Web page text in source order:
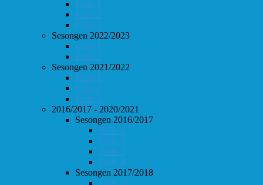
Follo 1
Follo 2
Follo 3
Sesongen 2022/2023
Follo 1
Follo 2
Sesongen 2021/2022
Follo 1
Follo 2
Follo 3
2016/2017 - 2020/2021
Sesongen 2016/2017
Follo 1
Follo 2
Follo 3
Follo 4
Sesongen 2017/2018
Follo 1